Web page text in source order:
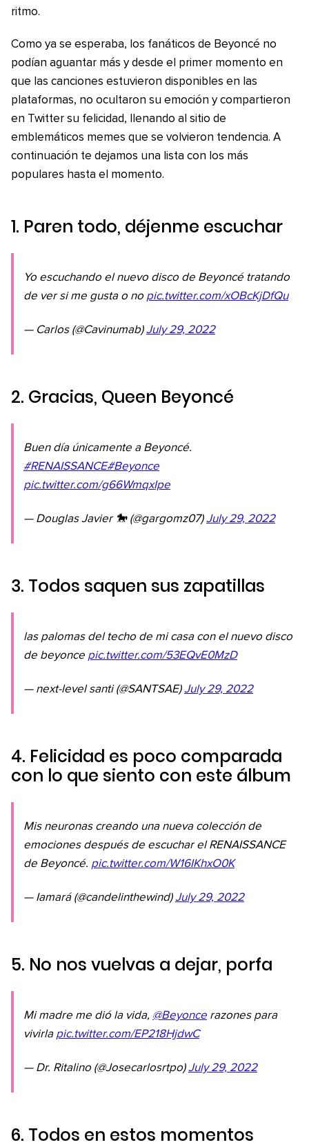
ritmo.
Como ya se esperaba, los fanáticos de Beyoncé no
podían aguantar más y desde el primer momento en
que las canciones estuvieron disponibles en las
plataformas, no ocultaron su emoción y compartieron
en Twitter su felicidad, llenando al sitio de
emblemáticos memes que se volvieron tendencia. A
continuación te dejamos una lista con los más
populares hasta el momento.
1. Paren todo, déjenme escuchar
Yo escuchando el nuevo disco de Beyoncé tratando
de ver si me gusta o no pic.twitter.com/xOBcKjDfQu
— Carlos (@Cavinumab)July 29, 2022
2. Gracias, Queen Beyoncé
Buen día únicamente a Beyoncé.
#RENAISSANCE#Beyonce
pic.twitter.com/g66WmqxIpe
— Douglas Javier 🐎 (@gargomz07)July 29, 2022
3. Todos saquen sus zapatillas
las palomas del techo de mi casa con el nuevo disco
de beyonce pic.twitter.com/53EQvE0MzD
— next-level santi (@SANTSAE)July 29, 2022
4. Felicidad es poco comparada
con lo que siento con este álbum
Mis neuronas creando una nueva colección de
emociones después de escuchar el RENAISSANCE
de Beyoncé. pic.twitter.com/W16IKhxO0K
— Iamará (@candelinthewind)July 29, 2022
5. No nos vuelvas a dejar, porfa
Mi madre me dió la vida, @Beyonce razones para
vivirla pic.twitter.com/EP218HjdwC
— Dr. Ritalino (@Josecarlosrtpo)July 29, 2022
6. Todos en estos momentos